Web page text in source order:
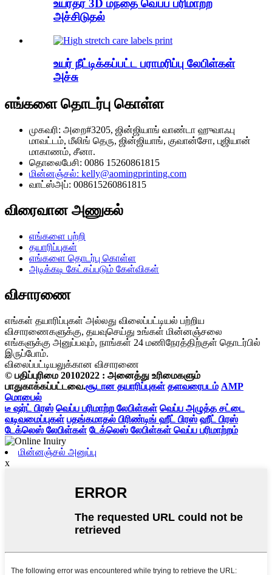
உயர்தர 3D மந்தை வெப்ப பரிமாற்ற
அச்சிடுதல்
உயர் நீட்டிக்கப்பட்ட பராமரிப்பு லேபிள்கள்
அச்சு
எங்களை தொடர்பு கொள்ள
முகவரி: அறை#3205, ஜின்ஜியாங் வாண்டா ஹுவாஃபு
மாவட்டம், மீலிங் தெரு, ஜின்ஜியாங், குவான்சோ, புஜியான்
மாகாணம், சீனா.
தொலைபேசி: 0086 15260861815
மின்னஞ்சல்: kelly@aomingprinting.com
வாட்ஸ்அப்: 008615260861815
விரைவான அணுகல்
எங்களை பற்றி
தயாரிப்புகள்
எங்களை தொடர்பு கொள்ள
அடிக்கடி கேட்கப்படும் கேள்விகள்
விசாரணை
எங்கள் தயாரிப்புகள் அல்லது விலைப்பட்டியல் பற்றிய
விசாரணைகளுக்கு, தயவுசெய்து உங்கள் மின்னஞ்சலை
எங்களுக்கு அனுப்பவும், நாங்கள் 24 மணிநேரத்திற்குள் தொடர்பில்
இருப்போம்.
விலைப்பட்டியலுக்கான விசாரணை
© பதிப்புரிமை 20102022 : அனைத்து உரிமைகளும்
பாதுகாக்கப்பட்டவை.சூடான தயாரிப்புகள் தளவரைபடம் AMP
மொபைல்
டீ ஷர்ட் பிரஸ் வெப்ப பரிமாற்ற லேபிள்கள் வெப்ப அழுத்த சட்டை
வடிவமைப்புகள் பதங்கமாதல் பிரிண்டிங் ஹீட் பிரஸ் ஹீட் பிரஸ்
டேக்லெஸ் லேபிள்கள் டேக்லெஸ் லேபிள்கள் வெப்ப பரிமாற்றம்
மின்னஞ்சல் அனுப்பு
x